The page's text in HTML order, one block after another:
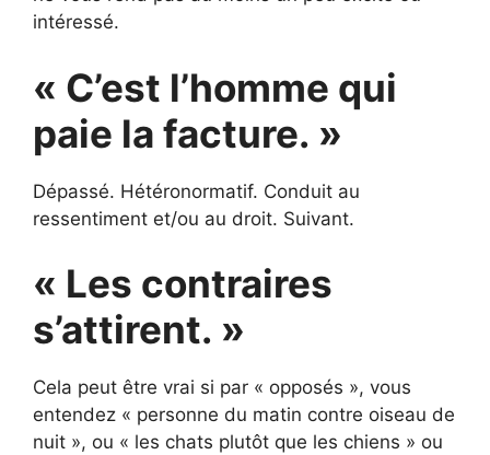
intéressé.
« C’est l’homme qui
paie la facture. »
Dépassé. Hétéronormatif. Conduit au
ressentiment et/ou au droit. Suivant.
« Les contraires
s’attirent. »
Cela peut être vrai si par « opposés », vous
entendez « personne du matin contre oiseau de
nuit », ou « les chats plutôt que les chiens » ou